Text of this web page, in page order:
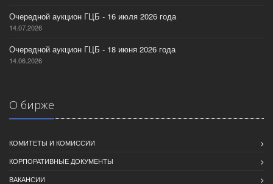
Очередной аукцион ГЦБ - 16 июля 2026 года
14.07.2026
Очередной аукцион ГЦБ - 18 июня 2026 года
14.06.2026
О бирже
КОМИТЕТЫ И КОМИССИИ
КОРПОРАТИВНЫЕ ДОКУМЕНТЫ
ВАКАНСИИ